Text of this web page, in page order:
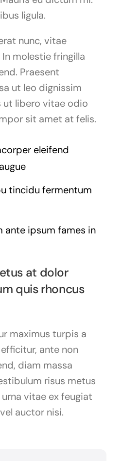
ligula.
nunc, vitae
molestie fringilla
Praesent
ut leo dignissim
ut libero vitae odio
sit amet at felis.
eleifend
tincidu fermentum
ante ipsum fames in
at dolor
quis rhoncus
maximus turpis a
ante non
diam massa
risus metus
vitae ex feugiat
auctor nisi.